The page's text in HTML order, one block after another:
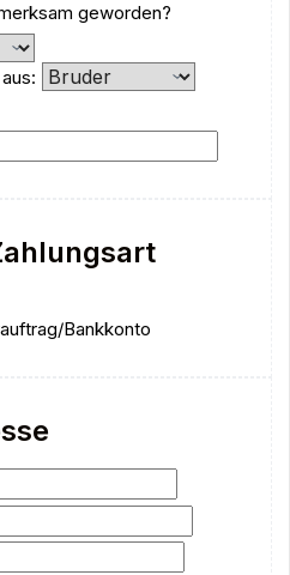
geworden?
Bankkonto